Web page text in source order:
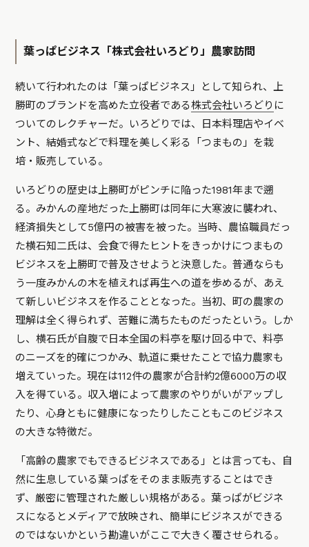
葉っぱビジネス「株式会社いろどり」農家訪問
続いて行われたのは「葉っぱビジネス」として知られ、上
勝町のブランドを高めた立役者である株式会社いろどり に
ついてのレクチャーだ。いろどりでは、日本料理店やイベ
ント、結婚式などで料理を美しく彩る「つまもの」を栽
培・販売している。
いろどりの歴史は上勝町がピンチに陥った1981年まで遡
る。みかんの産地だった上勝町は同年に大寒波に襲われ、
経済損失として5億円の被害を被った。当時、農協職員だっ
た横石知二氏は、会食で得たヒントをきっかけにつまもの
ビジネスを上勝町で普及させようと決意した。普通ならも
う一度みかんの木を植えれば再生への道を歩めるが、あえ
て新しいビジネスを作ることとなった。当初、町の農家の
理解は全く得られず、苦難に満ちたものだったという。しか
し、横石氏が自腹で日本全国の料亭を駆け回る中で、料亭
のニーズを的確につかみ、軌道に乗せたことで協力農家も
増えていった。現在は112件の農家が合計約2億6000万の収
入を得ている。収入増によって農家のやりがいがアップし
たり、心身ともに健康になったりしたこともこのビジネス
の大きな特徴だ。
「高齢の農家でもできるビジネスである」とは言っても、自
然に生息している葉っぱをそのまま販売することはでき
ず、厳密に管理された厳しい規格がある。葉っぱがビジネ
スになるとメディアで放映され、簡単にビジネスができる
のではないかという勘違いがここで大きく覆させられる。